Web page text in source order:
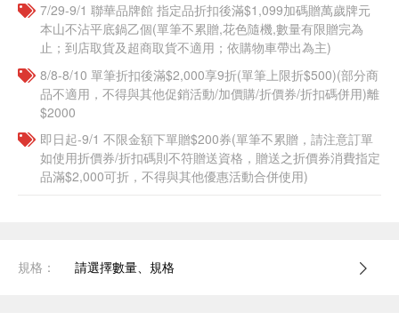
7/29-9/1 聯華品牌館 指定品折扣後滿$1,099加碼贈萬歲牌元
本山不沾平底鍋乙個(單筆不累贈,花色隨機,數量有限贈完為
止；到店取貨及超商取貨不適用；依購物車帶出為主)​​
8/8-8/10 單筆折扣後滿$2,000享9折(單筆上限折$500)(部分商
品不適用，不得與其他促銷活動/加價購/折價券/折扣碼併用)離
$2000
即日起-9/1 不限金額下單贈$200券(單筆不累贈，請注意訂單
如使用折價券/折扣碼則不符贈送資格，贈送之折價券消費指定
品滿$2,000可折，不得與其他優惠活動合併使用)
規格： 請選擇數量、規格